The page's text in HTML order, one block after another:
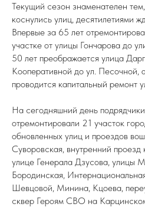
Текущий сезон знаменателен
коснулись улиц, десятилетиями
Впервые за 65 лет
участке от улицы Гончарова до
50 лет преображается улица
Кооперативной до ул. Песочной,
проводится капитальный
На сегодняшний день
отремонтировали 21 участок
обновленных улиц и проездов
Суворовская, внутренний
улице Генерала Дзусова, улицы
Бородинская,
Шевцовой, Минина, Кцоева,
сквер Героям СВО на